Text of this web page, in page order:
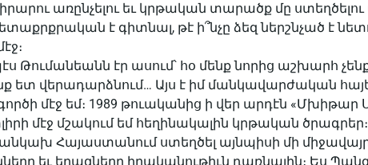
առընչելու եւ կրթական տարածք մը
է գիտնալ, թէ ի՞նչը ձեզ ներշնչած է
Թումանեանն էր ասում՝ հօ մենք նորից աշխարհ
ետ վերադարձնում… Այս է իմ մանկավարժական
մէջ եմ։ 1989 թուականից ի վեր արդէն
մէջ մշակում եմ հեղինակալին կրթա­կան
Հայաստանում ստեղծել այնպիսի մի
եւ երազներր իրականութիւն դառնային։ Ես